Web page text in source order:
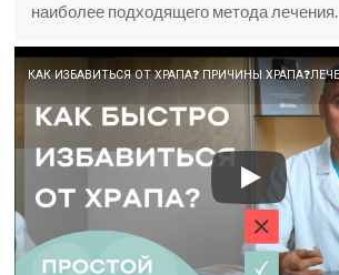
наиболее подходящего метода лечения.